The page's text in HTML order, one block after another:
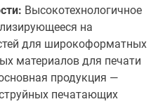
Высокотехнологичное
на
для широкоформатных
материалов для печати
продукция —
печатающих